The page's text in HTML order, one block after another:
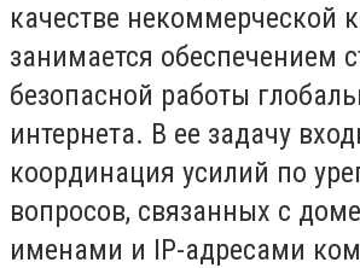
качестве некоммерческой
занимается обеспечением
безопасной работы
интернета. В ее задачу
координация усилий по
вопросов, связанных с
именами и IP-адресами